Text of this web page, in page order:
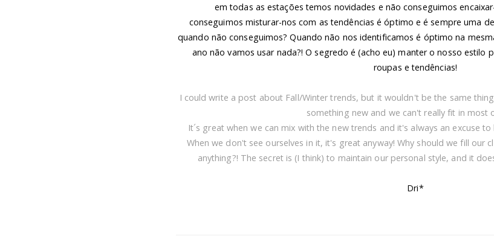
em todas as estações temos novidades e não conseguimos
conseguimos misturar-nos com astendências é óptimo e é sempre uma
quando não conseguimos? Quando não nos identificamos é óptimo na
ano não vamos usar nada?!O segredo é (acho eu) manter o nosso estilo
roupas e tendências!
I could write a post about Fall/Winter trends, but it wouldn't be the same
something new and we can't really fit in most
It´s great when we can mix with the new trends and it's always an excuse
When we don't see ourselves in it, it's great anyway! Why should we fill our
anything?! The secret is (I think) to maintain our personal style, and it
Dri*